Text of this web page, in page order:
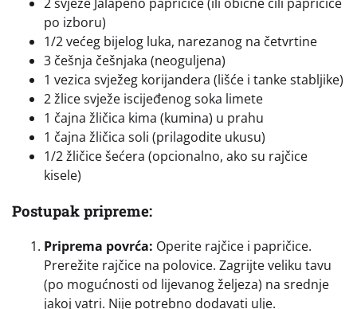
po izboru)
1/2 većeg bijelog luka, narezanog na četvrtine
3 češnja češnjaka (neoguljena)
1 vezica svježeg korijandera (lišće i tanke stabljike)
2 žlice svježe iscijeđenog soka limete
1 čajna žličica kima (kumina) u prahu
1 čajna žličica soli (prilagodite ukusu)
1/2 žličice šećera (opcionalno, ako su rajčice
kisele)
Postupak pripreme:
Priprema povrća: Operite rajčice i papričice.
Prerežite rajčice na polovice. Zagrijte veliku tavu
(po mogućnosti od lijevanog željeza) na srednje
jakoj vatri. Nije potrebno dodavati ulje.